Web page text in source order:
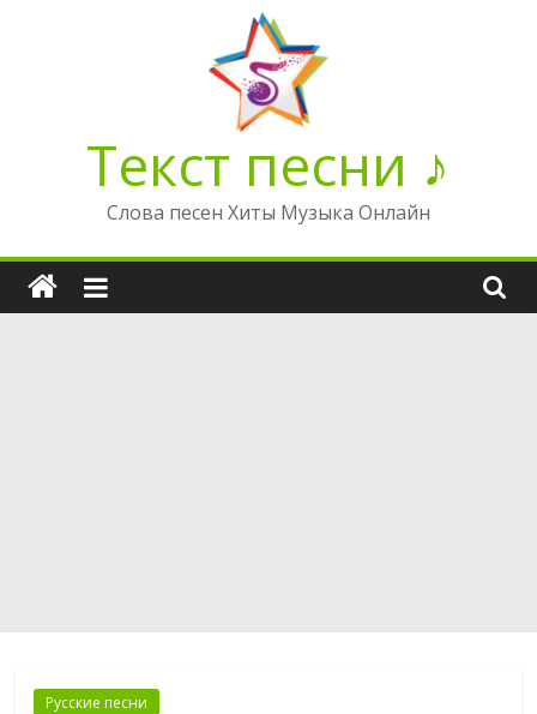
Текст песни ♪
Слова песен Хиты Музыка Онлайн
Русские песни